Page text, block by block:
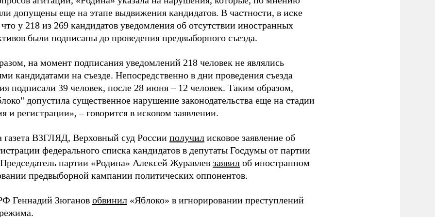
допущены еще на этапе выдвижения кандидатов. В частности, в иске
что у 218 из 269 кандидатов уведомления об отсутствии иностранных
были подписаны до проведения предвыборного съезда.
на момент подписания уведомлений 218 человек не являлись
кандидатами на съезде. Непосредственно в дни проведения съезда
подписали 39 человек, после 28 июня – 12 человек. Таким образом,
допустила существенное нарушение законодательства еще на стадии
и регистрации», – говорится в исковом заявлении.
газета ВЗГЛЯД, Верховный суд России получил исковое заявление об
федерального списка кандидатов в депутаты Госдумы от партии
партии «Родина» Алексей Журавлев заявил об иностранном
предвыборной кампании политических оппонентов.
Геннадий Зюганов обвинил «Яблоко» в игнорировании преступлений